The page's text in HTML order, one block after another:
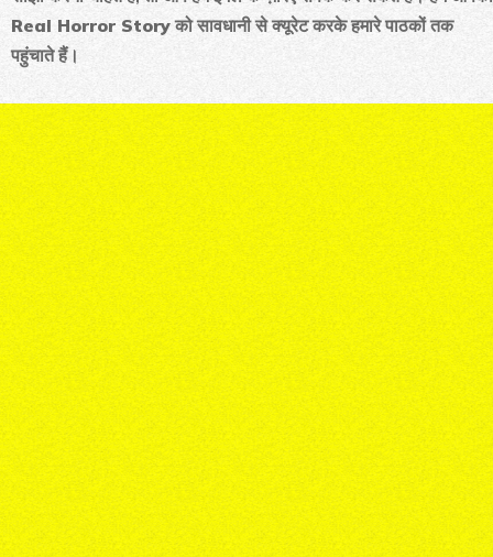
Real Horror Storyको सावधानी से क्यूरेट करके हमारे पाठकों तक
पहुंचाते हैं।